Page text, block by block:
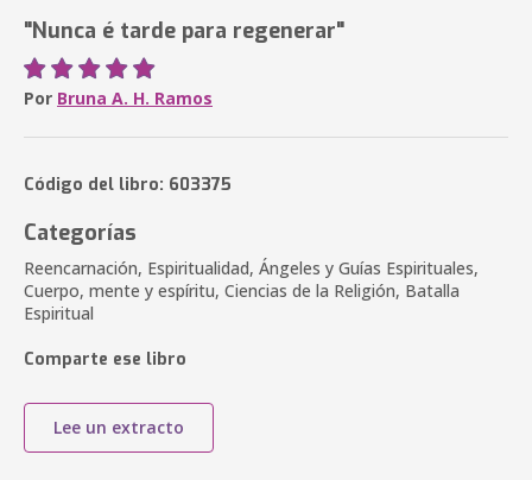
"Nunca é tarde para regenerar"
Por Bruna A. H. Ramos
Código del libro: 603375
Categorías
Reencarnación, Espiritualidad, Ángeles y Guías Espirituales,
Cuerpo, mente y espíritu, Ciencias de la Religión, Batalla
Espiritual
Comparte ese libro
Lee un extracto